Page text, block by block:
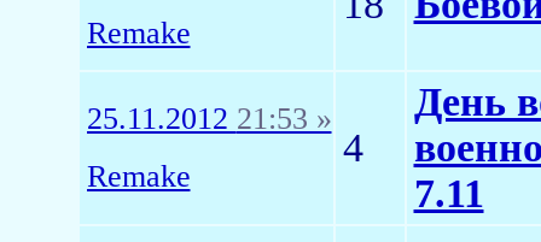
Remake
25.11.2012 21:53 »
Remake
4
День
7.11